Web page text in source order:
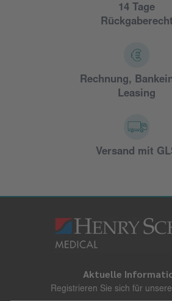
14 Tage
Rückgaberecht
Rechnung,
Leasing
Versand mit
Aktuelle
Registrieren Sie sich für